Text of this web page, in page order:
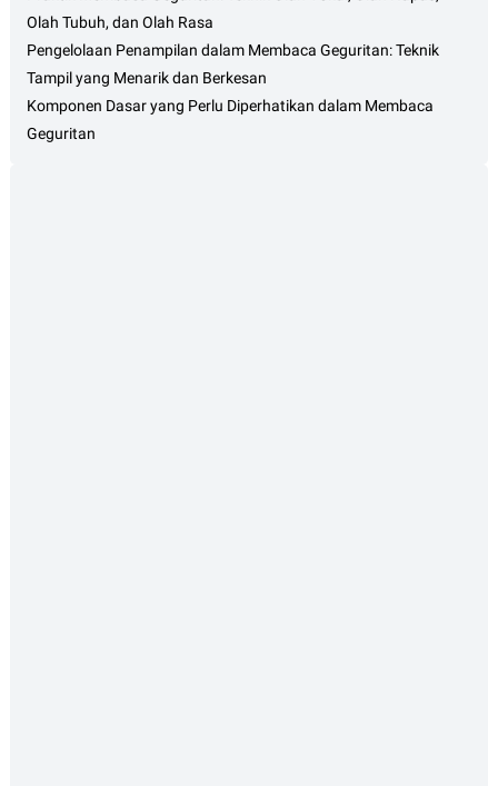
Olah Tubuh, dan Olah Rasa
Pengelolaan Penampilan dalam Membaca Geguritan: Teknik
Tampil yang Menarik dan Berkesan
Komponen Dasar yang Perlu Diperhatikan dalam Membaca
Geguritan